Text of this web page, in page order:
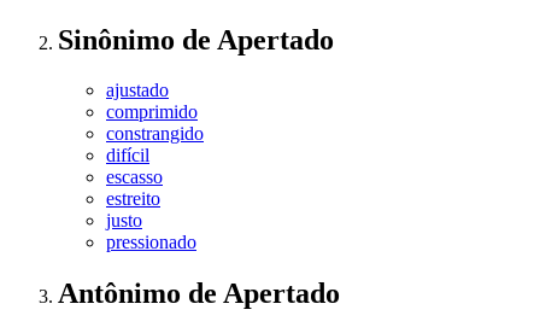
Sinônimo de Apertado
ajustado
comprimido
constrangido
difícil
escasso
estreito
justo
pressionado
Antônimo de Apertado